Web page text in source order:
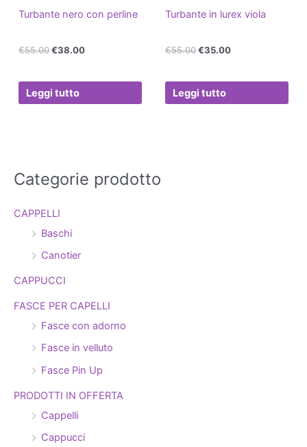
Turbante nero con perline
€55.00€38.00
Leggi tutto
Turbante in lurex viola
€55.00€35.00
Leggi tutto
Categorie prodotto
CAPPELLI
Baschi
Canotier
CAPPUCCI
FASCE PER CAPELLI
Fasce con adorno
Fasce in velluto
Fasce Pin Up
PRODOTTI IN OFFERTA
Cappelli
Cappucci
C
r
: